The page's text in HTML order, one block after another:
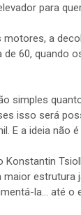
para
a
de 60, quando
simples
isso será
E a ideia não é
maior
la... até o